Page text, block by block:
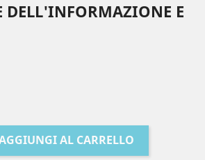
DELL'INFORMAZIONE E
AL CARRELLO